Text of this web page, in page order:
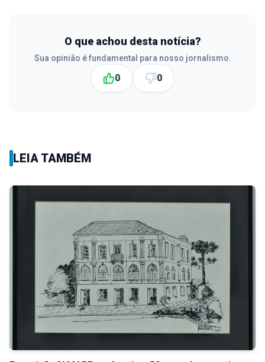
O que achou desta notícia?
Sua opinião é fundamental para nosso jornalismo.
0 0
LEIA TAMBÉM